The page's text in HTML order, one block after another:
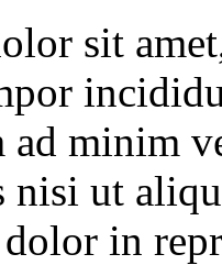
sit
ad minim
ut
in